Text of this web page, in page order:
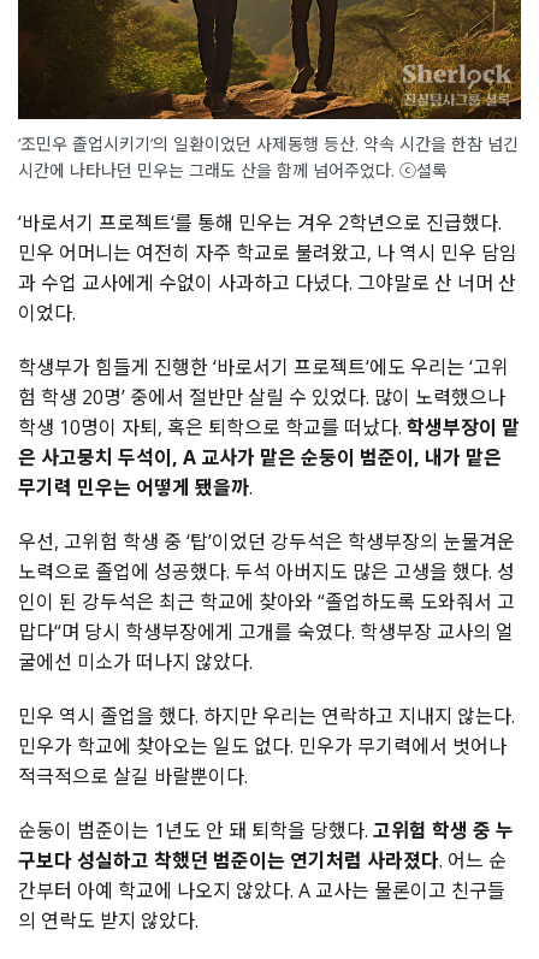
‘조민우 졸업시키기‘의 일환이었던 사제동행 등산. 약속 시간을 한참 넘긴
시간에 나타나던 민우는 그래도 산을 함께 넘어주었다. ⓒ셜록
‘바로서기 프로젝트‘를 통해 민우는 겨우 2학년으로 진급했다.
민우 어머니는 여전히 자주 학교로 불려왔고, 나 역시 민우 담임
과 수업 교사에게 수없이 사과하고 다녔다. 그야말로 산 너머 산
이었다.
학생부가 힘들게 진행한 ‘바로서기 프로젝트‘에도 우리는 ‘고위
험 학생 20명’ 중에서 절반만 살릴 수 있었다. 많이 노력했으나
학생 10명이 자퇴, 혹은 퇴학으로 학교를 떠났다. 학생부장이 맡
은 사고뭉치 두석이, A 교사가 맡은 순둥이 범준이, 내가 맡은
무기력 민우는 어떻게 됐을까.
우선, 고위험 학생 중 ‘탑’이었던 강두석은 학생부장의 눈물겨운
노력으로 졸업에 성공했다. 두석 아버지도 많은 고생을 했다. 성
인이 된 강두석은 최근 학교에 찾아와 “졸업하도록 도와줘서 고
맙다“며 당시 학생부장에게 고개를 숙였다. 학생부장 교사의 얼
굴에선 미소가 떠나지 않았다.
민우 역시 졸업을 했다. 하지만 우리는 연락하고 지내지 않는다.
민우가 학교에 찾아오는 일도 없다. 민우가 무기력에서 벗어나
적극적으로 살길 바랄뿐이다.
순둥이 범준이는 1년도 안 돼 퇴학을 당했다. 고위험 학생 중 누
구보다 성실하고 착했던 범준이는 연기처럼 사라졌다. 어느 순
간부터 아예 학교에 나오지 않았다. A 교사는 물론이고 친구들
의 연락도 받지 않았다.